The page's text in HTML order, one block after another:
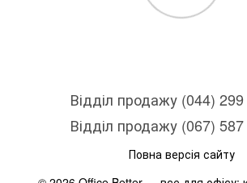
Відділ продажу (044)
Відділ продажу (067)
Повна версія сайту